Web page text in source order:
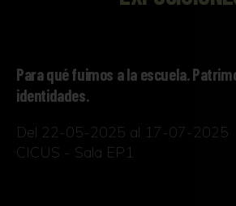
Para qué fuimos a la escuela.
identidades.
Del 22-05-2025 al 17-07-2025
CICUS - Sala EP1